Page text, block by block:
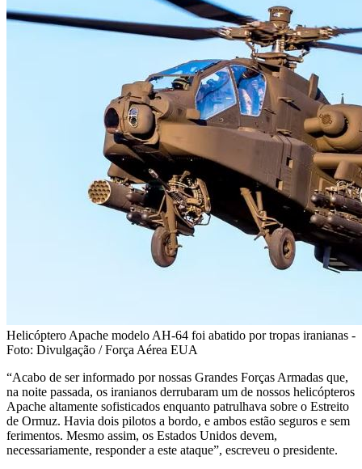
Helicóptero Apache modelo AH-64 foi abatido por tropas iranianas -
Foto: Divulgação / Força Aérea EUA
“Acabo de ser informado por nossas Grandes Forças Armadas que,
na noite passada, os iranianos derrubaram um de nossos helicópteros
Apache altamente sofisticados enquanto patrulhava sobre o Estreito
de Ormuz. Havia dois pilotos a bordo, e ambos estão seguros e sem
ferimentos. Mesmo assim, os Estados Unidos devem,
necessariamente, responder a este ataque”, escreveu o presidente.